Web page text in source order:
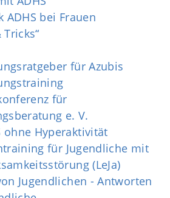
ADHS bei Frauen
Tricks“
für Azubis
für
e. V.
ohne Hyperaktivität
für Jugendliche mit
(LeJa)
Jugendlichen - Antworten